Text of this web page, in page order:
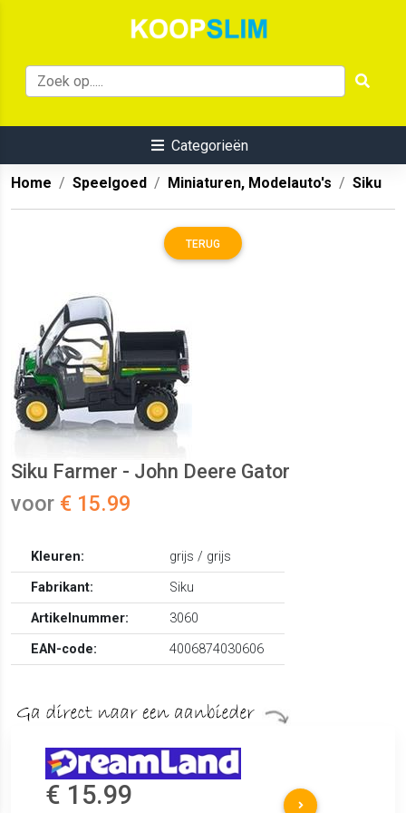
Categorieën
Home Speelgoed Miniaturen, Modelauto's Siku
TERUG
Siku Farmer - John Deere Gator
voor € 15.99
Kleuren:
grijs / grijs
Fabrikant:
Siku
Artikelnummer:
3060
EAN-code:
4006874030606
€ 15.99